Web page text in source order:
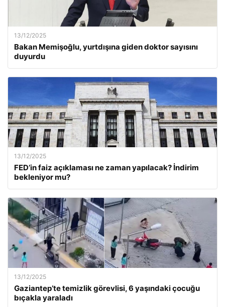
13/12/2025
Bakan Memişoğlu, yurtdışına giden doktor sayısını
duyurdu
13/12/2025
FED’in faiz açıklaması ne zaman yapılacak? İndirim
bekleniyor mu?
13/12/2025
Gaziantep’te temizlik görevlisi, 6 yaşındaki çocuğu
bıçakla yaraladı